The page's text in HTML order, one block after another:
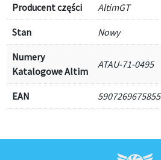
Producent części AltimGT
Stan Nowy
Numery
Katalogowe Altim
ATAU-71-0495
EAN 5907269675855